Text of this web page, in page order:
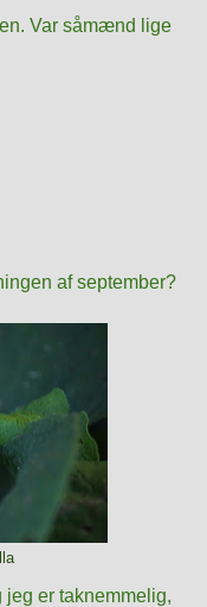
Var såmænd lige
af september?
jeg er taknemmelig,